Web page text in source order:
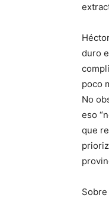
duro
poco
No
eso
que